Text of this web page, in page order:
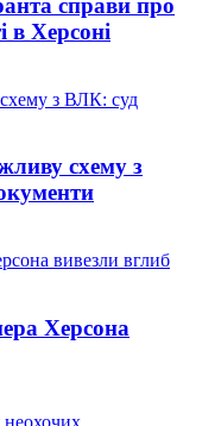
справи про
в Херсоні
схему з
Херсона